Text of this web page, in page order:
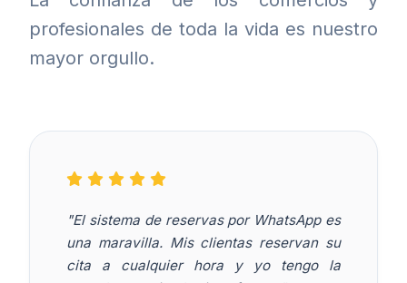
profesionales de toda la vida es nuestro
mayor orgullo.
"El sistema de reservas por WhatsApp es
una maravilla. Mis clientas reservan su
cita a cualquier hora y yo tengo la